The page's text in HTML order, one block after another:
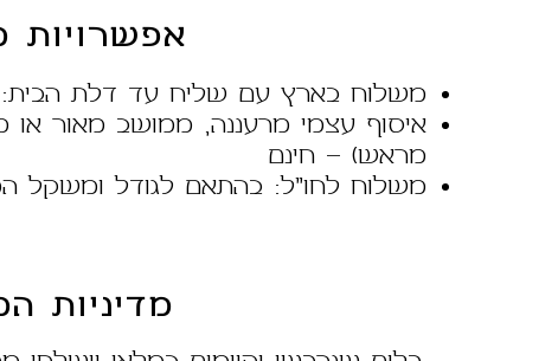
אפשרויות
משלוח בארץ עם שליח עד דלת הבית: 45 ש"ח
איסוף עצמי מרעננה, ממושב מאור או
מראש) - חינם
משלוח לחו״ל: בהתאם לגודל ומשקל
מדיניות